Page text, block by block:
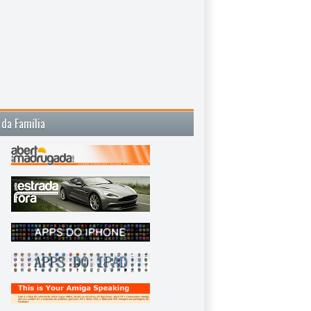
Família